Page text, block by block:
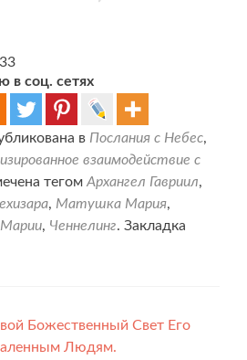
в соц. сетях
в Послания с Небес,
взаимодействие с
тегом Архангел Гавриил,
, Матушка Мария,
, Ченнелинг. Закладка
Божественный Свет Его
Людям.